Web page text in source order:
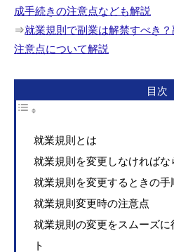
成手続きの注意点なども解説
⇒就業規則で副業は解禁すべき
注意点について解説
目次
就業規則とは
就業規則を変更しなければな
就業規則を変更するときの手
就業規則変更時の注意点
就業規則の変更をスムーズ
ト